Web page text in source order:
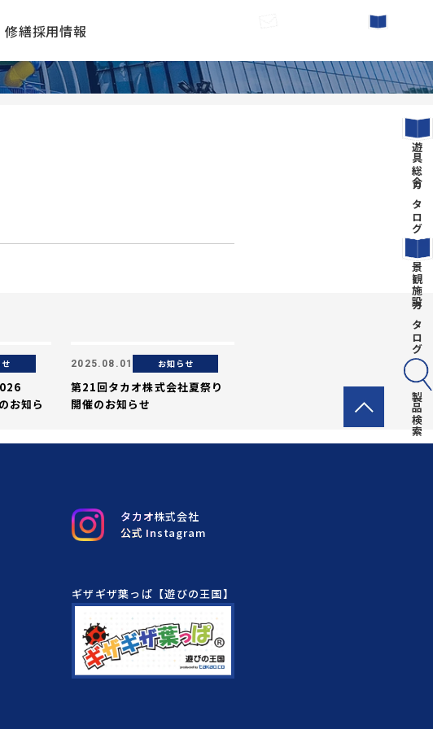
修繕採用情報
遊具総合カタログ
景観施設カタログ
製品検索
お知ら
2025.08.01 お知らせ
第21回タカオ株式会社夏祭り
開催のお知らせ
タカオ株式会社
公式 Instagram
ギザギザ葉っぱ【遊びの王国】